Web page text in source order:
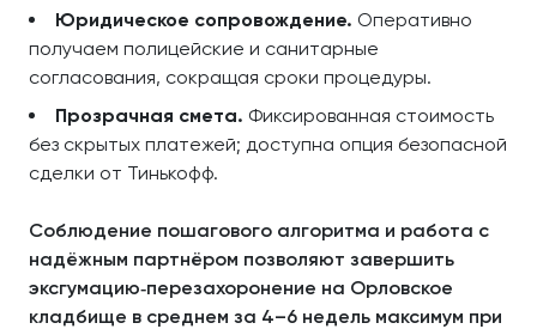
Юридическое сопровождение. Оперативно
получаем полицейские и санитарные
согласования, сокращая сроки процедуры.
Прозрачная смета. Фиксированная стоимость
без скрытых платежей; доступна опция безопасной
сделки от Тинькофф.
Соблюдение пошагового алгоритма и работа с
надёжным партнёром позволяют завершить
эксгумацию‑перезахоронение на Орловское
кладбище в среднем за 4–6 недель максимум при